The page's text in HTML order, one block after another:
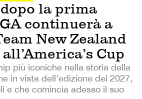
la prima
continuerà a
New Zealand
Cup
più iconiche nella storia della
in vista dell'edizione del 2027,
e che comincia adesso il suo